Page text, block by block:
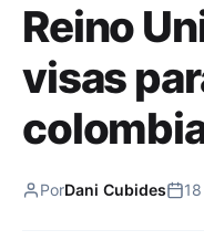
Reino
visas
PorDani Cubides